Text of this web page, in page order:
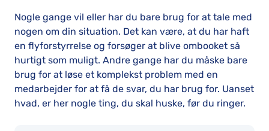
Nogle gange vil eller har du bare brug for at tale med
nogen om din situation. Det kan være, at du har haft
en flyforstyrrelse og forsøger at blive ombooket så
hurtigt som muligt. Andre gange har du måske bare
brug for at løse et komplekst problem med en
medarbejder for at få de svar, du har brug for. Uanset
hvad, er her nogle ting, du skal huske, før du ringer.